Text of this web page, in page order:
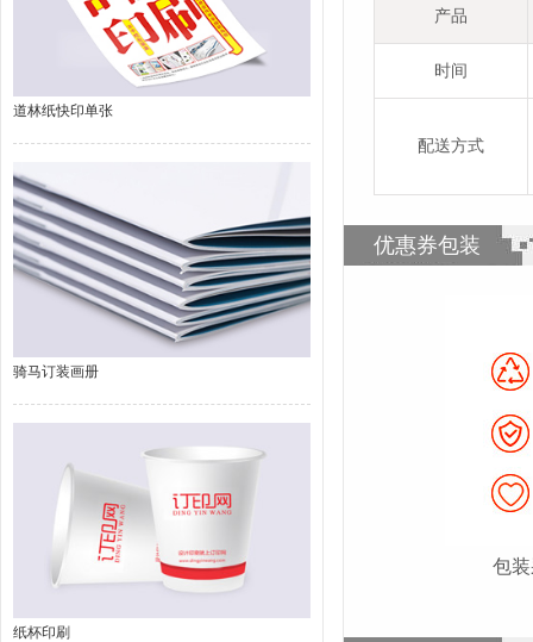
道林纸快印单张
骑马订装画册
纸杯印刷
产品
时间
配送方式
优惠券包装
包